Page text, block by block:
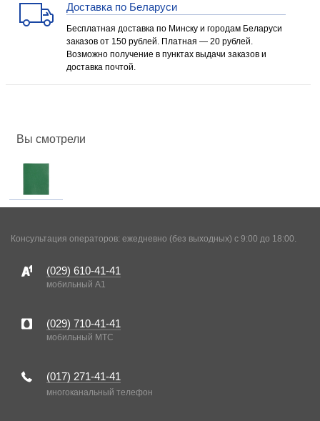
Доставка по Беларуси
Бесплатная доставка по Минску и городам Беларуси
заказов от 150 рублей. Платная — 20 рублей.
Возможно получение в пунктах выдачи заказов и
доставка почтой.
Вы смотрели
Консультация операторов: ежедневно (без выходных) с 9:00 до 18:00.
(029) 610-41-41
мобильный A1
(029) 710-41-41
мобильный MTC
(017) 271-41-41
многоканальный телефон